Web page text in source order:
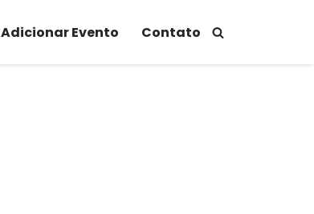
Adicionar Evento Contato